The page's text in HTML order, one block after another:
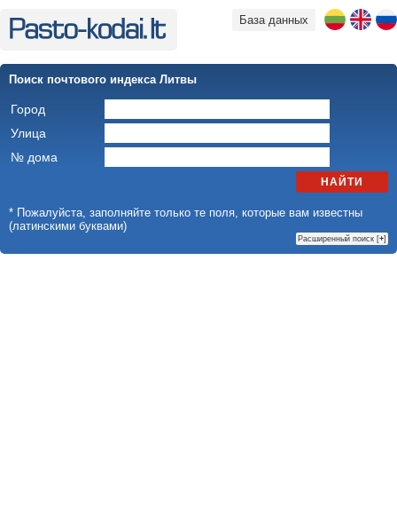
База данных
Поиск почтового индекса Литвы
Город
Улица
№ дома
НАЙТИ
* Пожалуйста, заполняйте только те поля, которые вам известны
(латинскими буквами)
Расширенный поиск [+]